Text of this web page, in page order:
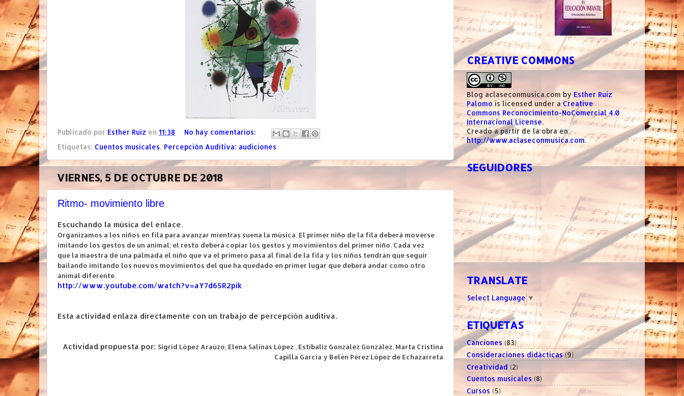
Publicado por Esther Ruiz en 11:38
No hay comentarios:
Etiquetas: Cuentos musicales, Percepción Auditiva: audiciones
VIERNES, 5 DE OCTUBRE DE 2018
Ritmo- movimiento libre
Escuchando la música del enlace.
Organizamos a los niños en fila para avanzar mientras suena la música. El primer niño de la fila deberá moverse
imitando los gestos de un animal; el resto deberá copiar los gestos y movimientos del primer niño. Cada vez
que la maestra dé una palmada el niño que va el primero pasa al final de la fila y los niños tendrán que seguir
bailando imitando los nuevos movimientos del que ha quedado en primer lugar que deberá andar como otro
animal diferente.
http://www.youtube.com/watch?v=aY7d65R2pik
Esta actividad enlaza directamente con un trabajo de percepción auditiva.
Actividad propuesta por: Sigrid López Araúzo, Elena Salinas López , Estibaliz González González, Marta Cristina
Capilla García y Belén Pérez López de Echazarreta
CREATIVE COMMONS
Blog aclaseconmusica.com by Esther Ruiz
Palomo is licensed under a Creative
Commons Reconocimiento-NoComercial 4.0
Internacional License.
Creado a partir de la obra en
http://www.aclaseconmusica.com.
SEGUIDORES
TRANSLATE
Select Language ▼
ETIQUETAS
Canciones (83)
Consideraciones didácticas (9)
Creatividad (2)
Cuentos musicales (8)
Cursos (5)